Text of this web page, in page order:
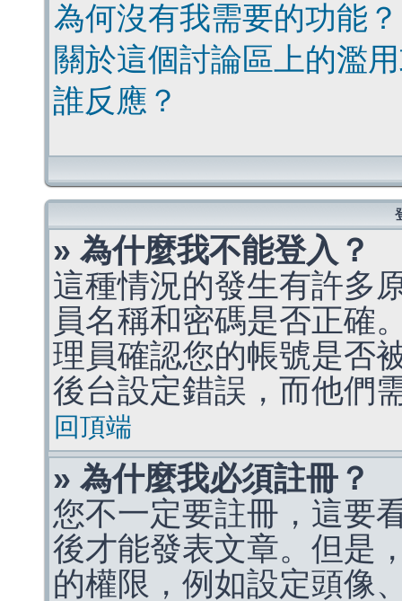
為何沒有我需要的功能？
關於這個討論區上的濫
誰反應？
» 為什麼我不能登入？
這種情況的發生有許多
員名稱和密碼是否正確
理員確認您的帳號是否
後台設定錯誤，而他們
回頂端
» 為什麼我必須註冊？
您不一定要註冊，這要
後才能發表文章。但是
的權限，例如設定頭像